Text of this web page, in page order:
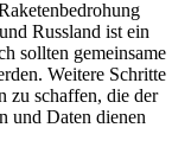
Russland ist ein
sollten gemeinsame
Weitere Schritte
zu schaffen, die der
und Daten dienen